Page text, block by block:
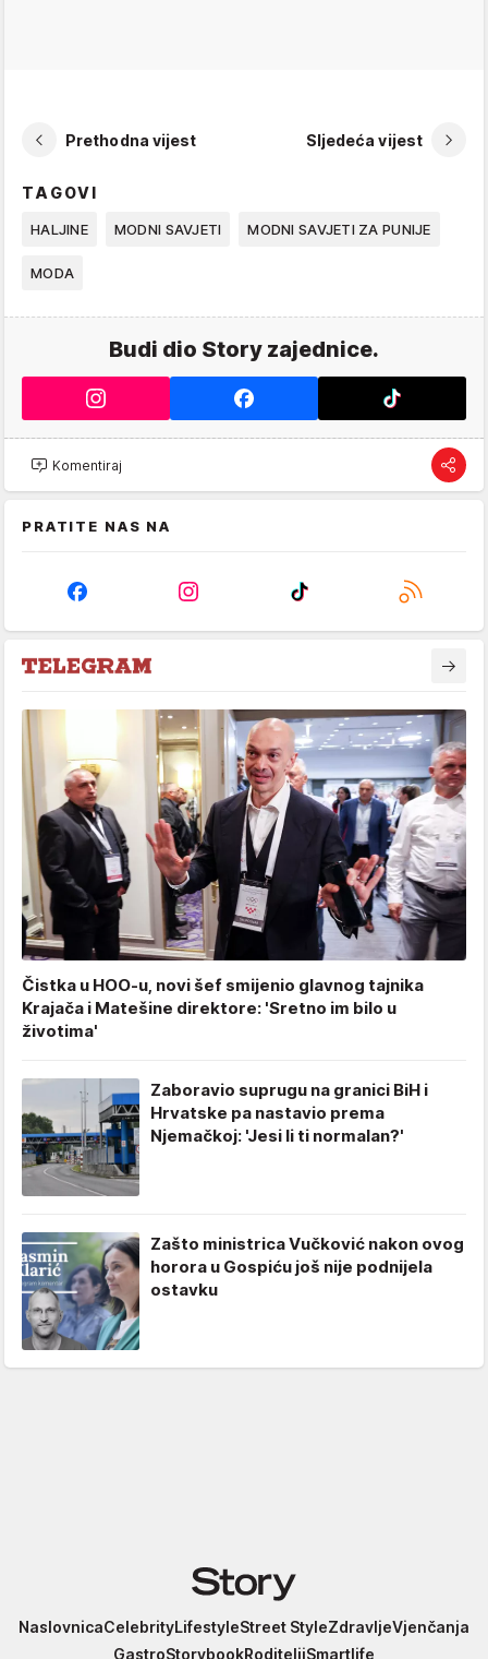
Prethodna vijest Sljedeća vijest
TAGOVI
HALJINE MODNI SAVJETI MODNI SAVJETI ZA PUNIJE
MODA
Budi dio Story zajednice.
Komentiraj
PRATITE NAS NA
Čistka u HOO-u, novi šef smijenio glavnog tajnika
Krajača i Matešine direktore: 'Sretno im bilo u
životima'
Zaboravio suprugu na granici BiH i
Hrvatske pa nastavio prema
Njemačkoj: 'Jesi li ti normalan?'
Zašto ministrica Vučković nakon ovog
horora u Gospiću još nije podnijela
ostavku
Story
NaslovnicaCelebrityLifestyleStreet StyleZdravljeVjenčanja
GastroStorybookRoditeljiSmartlife